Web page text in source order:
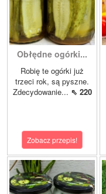
Obłędne ogórki...
Robię te ogórki już
trzeci rok, są pyszne.
Zdecydowanie... ⇖ 220
Zobacz przepis!